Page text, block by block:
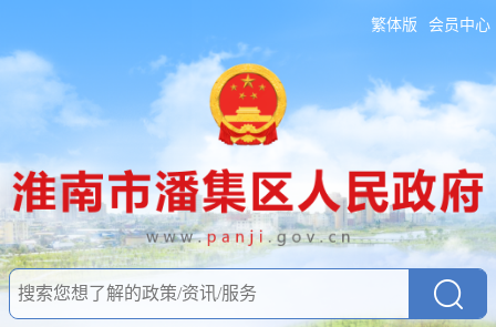
繁体版 会员中心